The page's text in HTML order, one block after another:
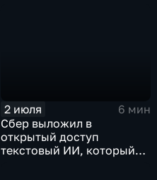
2 июля
6 мин
Сбер выложил в
открытый доступ
текстовый ИИ, который